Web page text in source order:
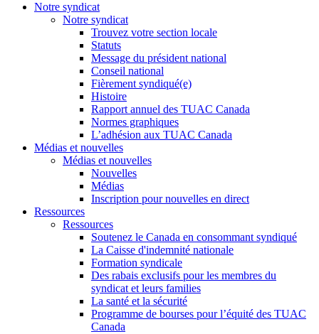
Notre syndicat
Notre syndicat
Trouvez votre section locale
Statuts
Message du président national
Conseil national
Fièrement syndiqué(e)
Histoire
Rapport annuel des TUAC Canada
Normes graphiques
L’adhésion aux TUAC Canada
Médias et nouvelles
Médias et nouvelles
Nouvelles
Médias
Inscription pour nouvelles en direct
Ressources
Ressources
Soutenez le Canada en consommant syndiqué
La Caisse d'indemnité nationale
Formation syndicale
Des rabais exclusifs pour les membres du
syndicat et leurs families
La santé et la sécurité
Programme de bourses pour l’équité des TUAC
Canada